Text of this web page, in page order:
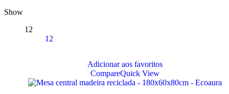
Show
12
12
Adicionar aos favoritos
CompareQuick View